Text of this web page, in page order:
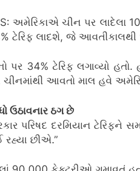
અમેરિકાએ ચીન પર લાદેલા
ટેરિફ લાદશે, જે
પર 34% ટેરિફ લગાવ્યો
આવતો માલ હવે
ઉઠાવનાર ઠગ છે
પરિષદ દરમિયાન
રહ્યા છીએ.”